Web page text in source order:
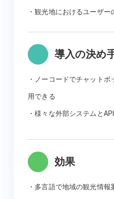
・観光地におけるユーザ
導入の決め
・ノーコードでチャット
用できる
・様々な外部システムと
効果
・多言語で地域の観光情報